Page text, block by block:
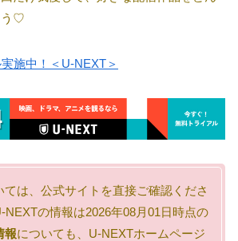
う♡
施中！＜U-NEXT＞
ては、公式サイトを直接ご確認くださ
NEXTの情報は2026年08月01日時点の
報についても、U-NEXTホームページ